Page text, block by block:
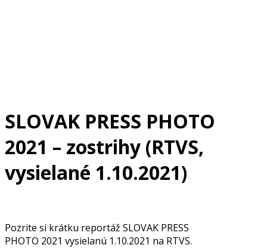
SLOVAK PRESS PHOTO
2021 – zostrihy (RTVS,
vysielané 1.10.2021)
Pozrite si krátku reportáž SLOVAK PRESS
PHOTO 2021 vysielanú 1.10.2021 na RTVS.